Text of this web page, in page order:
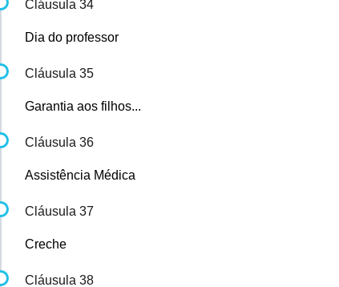
Cláusula 34
Dia do professor
Cláusula 35
Garantia aos filhos...
Cláusula 36
Assistência Médica
Cláusula 37
Creche
Cláusula 38